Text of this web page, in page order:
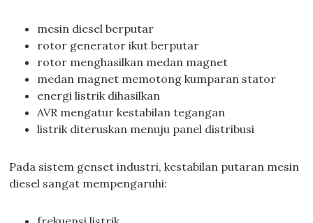
mesin diesel berputar
rotor generator ikut berputar
rotor menghasilkan medan magnet
medan magnet memotong kumparan stator
energi listrik dihasilkan
AVR mengatur kestabilan tegangan
listrik diteruskan menuju panel distribusi
Pada sistem genset industri, kestabilan putaran mesin
diesel sangat mempengaruhi: